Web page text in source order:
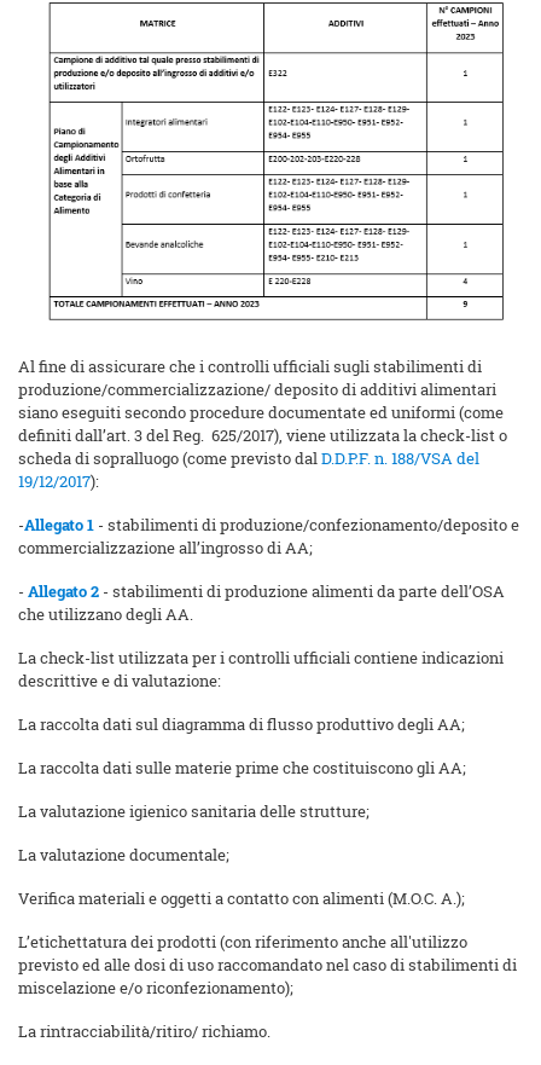
Al fine di assicurare che i controlli ufficiali sugli stabilimenti di
produzione/commercializzazione/ deposito di additivi alimentari
siano eseguiti secondo procedure documentate ed uniformi (come
definiti dall’art. 3 del Reg. 625/2017), viene utilizzata la check-list o
scheda di sopralluogo (come previsto dalD.D.P.F. n. 188/VSA del
19/12/2017):
-Allegato 1 - stabilimenti di produzione/confezionamento/deposito e
commercializzazione all’ingrosso di AA;
- Allegato 2 - stabilimenti di produzione alimenti da parte dell’OSA
che utilizzano degli AA.
La check-list utilizzata per i controlli ufficiali contiene indicazioni
descrittive e di valutazione:
La raccolta dati sul diagramma di flusso produttivo degli AA;
La raccolta dati sulle materie prime che costituiscono gli AA;
La valutazione igienico sanitaria delle strutture;
La valutazione documentale;
Verifica materiali e oggetti a contatto con alimenti (M.O.C. A.);
L’etichettatura dei prodotti (con riferimento anche all'utilizzo
previsto ed alle dosi di uso raccomandato nel caso di stabilimenti di
miscelazione e/o riconfezionamento);
La rintracciabilità/ritiro/ richiamo.